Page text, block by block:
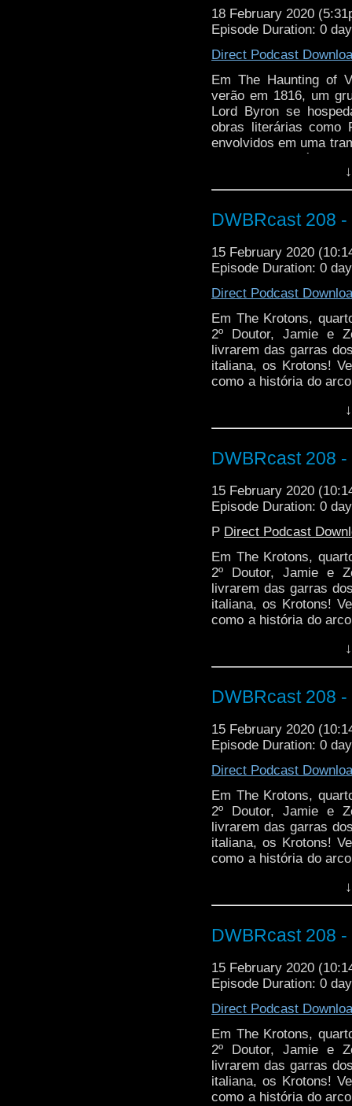
18 February 2020
Episode Duration: 0
Direct Podcast
Em The Haunting of
verão em 1816, um
Lord Byron se
obras literárias como
envolvidos em uma
eventos da Big
DWBRcast 208
15 February 2020
Episode Duration: 0
Direct Podcast
Em The Krotons,
2º Doutor, Jamie e
livrarem das garras
italiana, os Krotons!
como a história do
DWBRcast 208
15 February 2020
Episode Duration: 0
P Direct Podcast
Em The Krotons,
2º Doutor, Jamie e
livrarem das garras
italiana, os Krotons!
como a história do
DWBRcast 208
15 February 2020
Episode Duration: 0
Direct Podcast
Em The Krotons,
2º Doutor, Jamie e
livrarem das garras
italiana, os Krotons!
como a história do
DWBRcast 208
15 February 2020
Episode Duration: 0
Direct Podcast
Em The Krotons,
2º Doutor, Jamie e
livrarem das garras
italiana, os Krotons!
como a história do